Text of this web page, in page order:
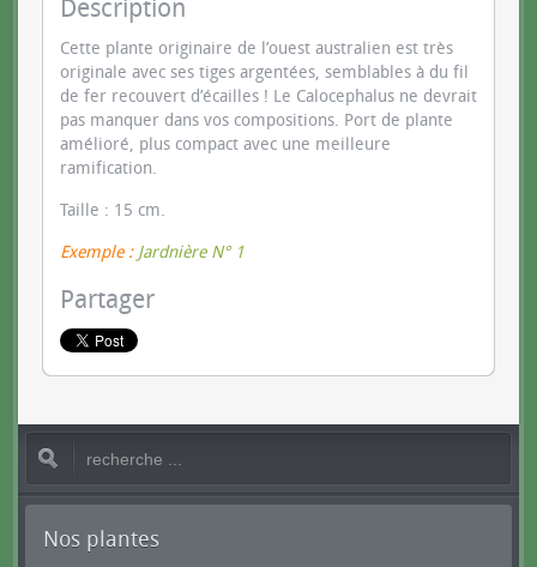
Description
Cette plante originaire de l’ouest australien est très
originale avec ses tiges argentées, semblables à du fil
de fer recouvert d’écailles ! Le Calocephalus ne devrait
pas manquer dans vos compositions. Port de plante
amélioré, plus compact avec une meilleure
ramification.
Taille : 15 cm.
Exemple : Jardnière N° 1
Partager
Nos plantes